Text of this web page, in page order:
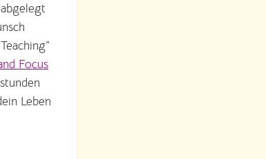
Focus
Leben